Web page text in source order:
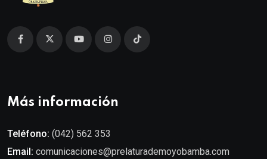
Más información
Teléfono: (042) 562 353
Email: comunicaciones@prelaturademoyobamba.com